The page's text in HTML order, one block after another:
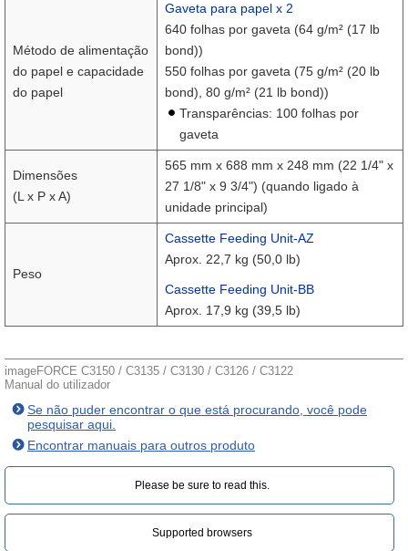
Método de alimentação
do papel e capacidade
do papel
Gaveta para papel x 2
640 folhas por gaveta (64 g/m² (17 lb
bond))
550 folhas por gaveta (75 g/m² (20 lb
bond), 80 g/m² (21 lb bond))
Transparências: 100 folhas por
gaveta
Dimensões
(L x P x A)
565 mm x 688 mm x 248 mm (22 1/4" x
27 1/8" x 9 3/4") (quando ligado à
unidade principal)
Peso
Cassette Feeding Unit-AZ
Aprox. 22,7 kg (50,0 lb)
Cassette Feeding Unit-BB
Aprox. 17,9 kg (39,5 lb)
imageFORCE C3150 / C3135 / C3130 / C3126 / C3122
Manual do utilizador
Se não puder encontrar o que está procurando, você pode
pesquisar aqui.
Encontrar manuais para outros produto
Please be sure to read this.‎
Supported browsers